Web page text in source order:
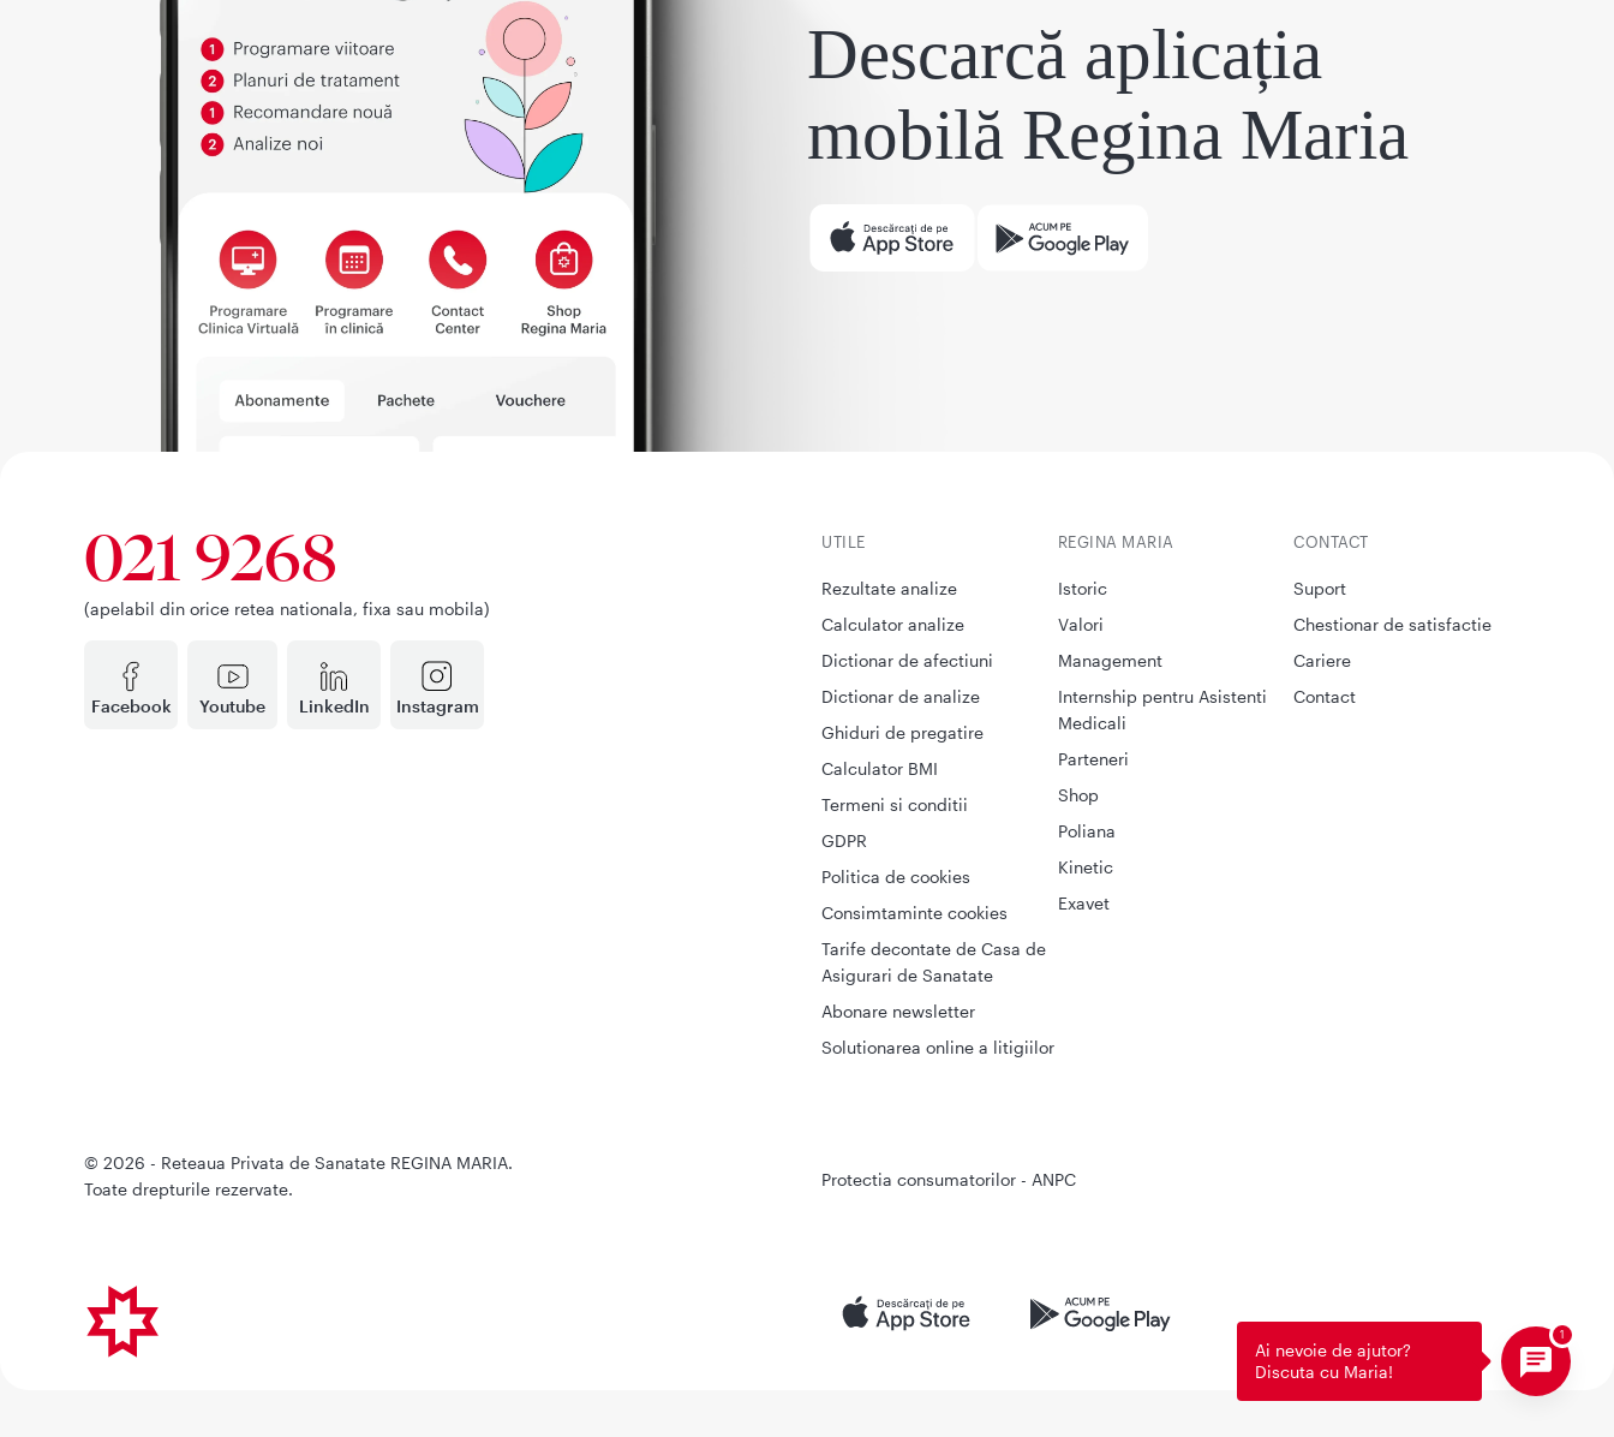
Descarcă aplicația
mobilă Regina Maria
Facebook Youtube LinkedIn Instagram
021 9268
(apelabil din orice retea nationala, fixa sau mobila)
UTILE
Rezultate analize
Calculator analize
Dictionar de afectiuni
Dictionar de analize
Ghiduri de pregatire
Calculator BMI
Termeni si conditii
GDPR
Politica de cookies
Consimtaminte cookies
Tarife decontate de Casa de
Asigurari de Sanatate
Abonare newsletter
Solutionarea online a litigiilor
CONTACT
Suport
Chestionar de satisfactie
Cariere
Contact
REGINA MARIA
Istoric
Valori
Management
Internship pentru Asistenti
Medicali
Parteneri
Shop
Poliana
Kinetic
Exavet
Protectia consumatorilor - ANPC
© 2026 - Reteaua Privata de Sanatate REGINA MARIA.
Toate drepturile rezervate.
Ai nevoie de ajutor?
Discuta cu Maria!